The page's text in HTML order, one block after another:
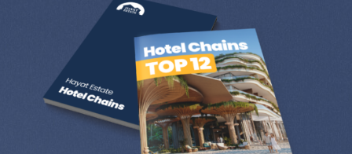
Цены на коммерческую и жилую
недвижимость с каждым годом только
растут. Всегда можно продать квартиру
или дом за рубежом и выручить
довольно крупную разницу от продажи.
Больше преимуществ и особенностей от
покупки квартиры и любой другой зарубежной
недвижимости в целом можно узнать на
индивидуальной консультации с менеджером